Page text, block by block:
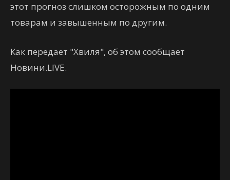
этот прогноз слишком осторожным по одним
товарам и завышенным по другим.
Как передает "Хвиля", об этом сообщает
Новини.LIVE.